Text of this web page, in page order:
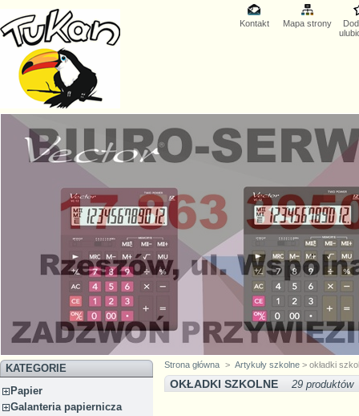
Kontakt Mapa strony
KATEGORIE
Papier
Galanteria papiernicza
Strona główna > Artykuły szkolne > okładki
OKŁADKI SZKOLNE 29 produktów